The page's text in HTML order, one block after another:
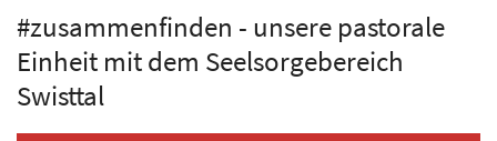
#zusammenfinden - unsere pastorale
Einheit mit dem Seelsorgebereich
Swisttal